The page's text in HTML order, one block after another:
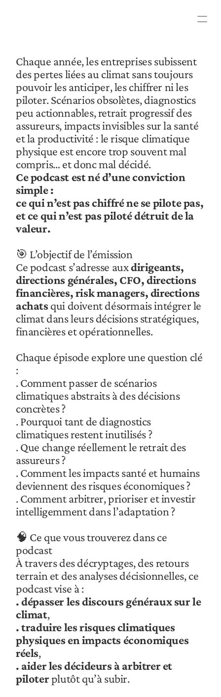
Chaque année, les entreprises subissent
des pertes liées au climat sans toujours
pouvoir les anticiper, les chiffrer ni les
piloter. Scénarios obsolètes, diagnostics
peu actionnables, retrait progressif des
assureurs, impacts invisibles sur la santé
et la productivité : le risque climatique
physique est encore trop souvent mal
compris… et donc mal décidé.
Ce podcast est né d’une conviction
simple :
ce qui n’est pas chiffré ne se pilote pas,
et ce qui n’est pas piloté détruit de la
valeur.
🎯 L’objectif de l’émission
Ce podcast s’adresse aux dirigeants,
directions générales, CFO, directions
financières, risk managers, directions
achats qui doivent désormais intégrer le
climat dans leurs décisions stratégiques,
financières et opérationnelles.
Chaque épisode explore une question clé
:
. Comment passer de scénarios
climatiques abstraits à des décisions
concrètes ?
. Pourquoi tant de diagnostics
climatiques restent inutilisés ?
. Que change réellement le retrait des
assureurs ?
. Comment les impacts santé et humains
deviennent des risques économiques ?
. Comment arbitrer, prioriser et investir
intelligemment dans l’adaptation ?
🧠 Ce que vous trouverez dans ce
podcast
À travers des décryptages, des retours
terrain et des analyses décisionnelles, ce
podcast vise à :
. dépasser les discours généraux sur le
climat,
. traduire les risques climatiques
physiques en impacts économiques
réels,
. aider les décideurs à arbitrer et
piloter plutôt qu’à subir.